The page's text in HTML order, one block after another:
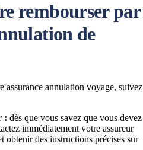
rembourser par
de
assurance annulation voyage, suivez
: dès que vous savez que vous devez
immédiatement votre assureur
obtenir des instructions précises sur